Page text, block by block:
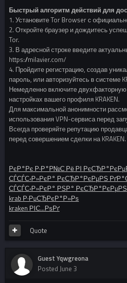
Быстрый алгоритм действий для
1. Установите Tor Browser с
2. Откройте браузер и дождитесь
Tor.
3. В адресной строке введите
https://milavier.com/
4. Пройдите регистрацию, создав
пароль, или авторизуйтесь в системе
Немедленно включите
настройках вашего профиля KRAKEN.
Для максимальной анонимности
использования VPN-сервиса перед
Всегда проверяйте репутацию
перед совершением сделки на KRAKEN.
РєР°Рє Р·Р°Р№С‚Рё РІ
СЃСЃС‹Р»РєР° РєСЂР°РєРµРЅ
СЃСЃС‹Р»РєР° РЅР° РєСЂР°РєРµРЅ
krab Р·РµСЂРєР°Р»Рѕ
kraken РІС…РѕРґ
Quote
Guest Yqwgreona
Posted June 3